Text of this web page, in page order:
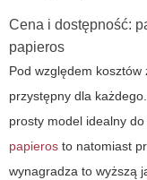
Cena i dostępność:
papieros
Pod względem kosztów
przystępny dla
prosty model idealny
papieros to natomiast
wynagradza to wyższą